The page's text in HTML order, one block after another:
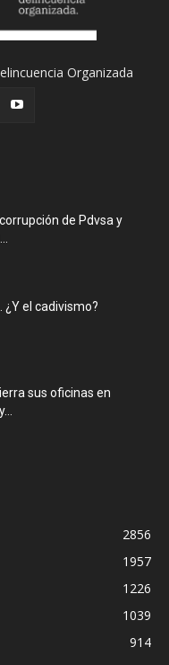
Organizada
de Pdvsa y
¿Y el cadivismo?
sus oficinas en
2856
1957
1226
1039
914